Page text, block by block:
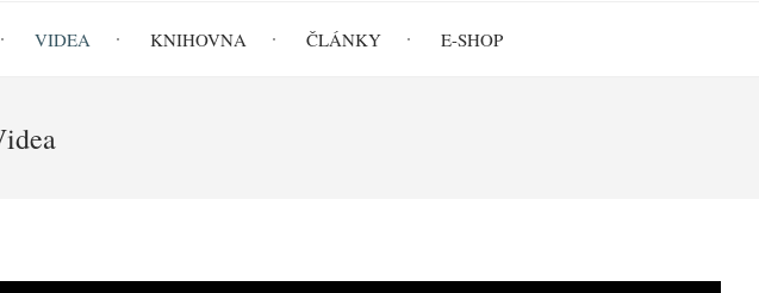
VIDEA KNIHOVNA ČLÁNKY E-SHOP